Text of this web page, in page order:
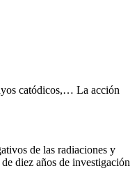
catódicos,… La acción
de las radiaciones y
diez años de investigación